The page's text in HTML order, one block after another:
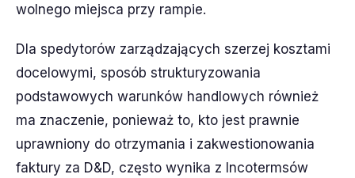
wolnego miejsca przy rampie.
Dla spedytorów zarządzających szerzej kosztami
docelowymi, sposób strukturyzowania
podstawowych warunków handlowych również
ma znaczenie, ponieważ to, kto jest prawnie
uprawniony do otrzymania i zakwestionowania
faktury za D&D, często wynika z Incotermsów